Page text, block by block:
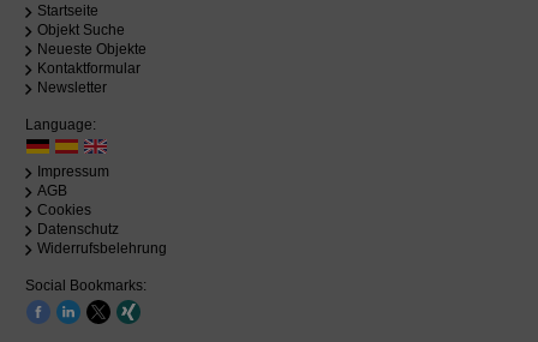
Startseite
Objekt Suche
Neueste Objekte
Kontaktformular
Newsletter
Language:
Impressum
AGB
Cookies
Datenschutz
Widerrufsbelehrung
Social Bookmarks: